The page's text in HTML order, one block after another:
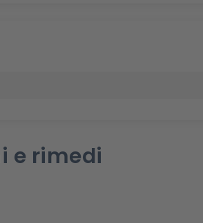
e rimedi